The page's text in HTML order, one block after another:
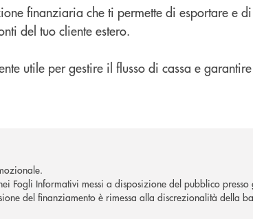
finanziaria che ti permette di esportare e
del tuo cliente estero.
utile per gestire il flusso di cassa e
Fogli Informativi messi a disposizione del pubblico
del finanziamento è rimessa alla discrezionalità della